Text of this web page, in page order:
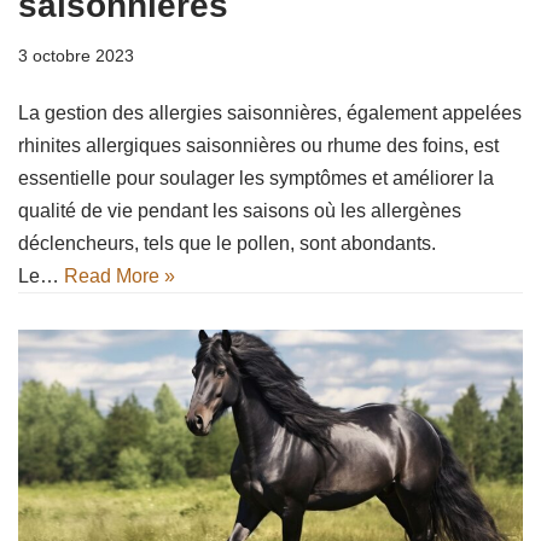
3 octobre 2023
La gestion des allergies saisonnières, également appelées
rhinites allergiques saisonnières ou rhume des foins, est
essentielle pour soulager les symptômes et améliorer la
qualité de vie pendant les saisons où les allergènes
déclencheurs, tels que le pollen, sont abondants.
Le… Read More »